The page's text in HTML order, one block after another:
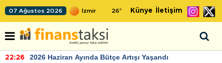
07 Ağustos 2026 26° Künye İletişim
22:26 2026 Haziran Ayında Bütçe Artışı Yaşandı